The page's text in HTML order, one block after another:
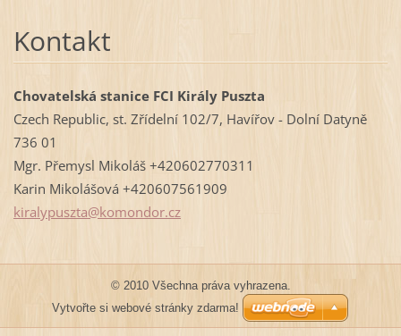
Kontakt
Chovatelská stanice FCI Király Puszta
Czech Republic, st. Zřídelní 102/7, Havířov - Dolní Datyně
736 01
Mgr. Přemysl Mikoláš +420602770311
Karin Mikolášová +420607561909
kiralypuszta@komondor.cz
© 2010 Všechna práva vyhrazena.
Vytvořte si webové stránky zdarma!